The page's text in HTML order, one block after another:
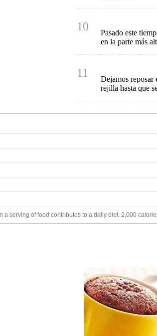
10
Pasado este
en la parte más
11
Dejamos reposar
rejilla hasta que
a serving of food contributes to a daily diet. 2,000